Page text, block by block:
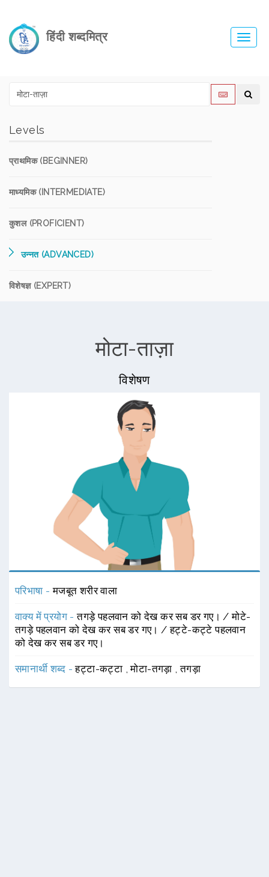
हिंदी शब्दमित्र
Levels
प्राथमिक (BEGINNER)
माध्यमिक (INTERMEDIATE)
कुशल (PROFICIENT)
उन्नत (ADVANCED)
विशेषज्ञ (EXPERT)
मोटा-ताज़ा
विशेषण
परिभाषा -मजबूत शरीर वाला
वाक्य में प्रयोग -तगड़े पहलवान को देख कर सब डर गए। / मोटे-
तगड़े पहलवान को देख कर सब डर गए। / हट्टे-कट्टे पहलवान
को देख कर सब डर गए।
समानार्थी शब्द -हट्टा-कट्टा ,मोटा-तगड़ा ,तगड़ा